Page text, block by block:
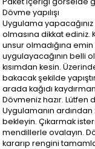
Dövme yapılışı
Uygulama
olmasına dikkat ediniz.
unsur olmadığına
uygulayacağının belli
kısımdan kesin.
bakacak şekilde
arada kağıdı
Dövmeniz hazır. Lütfen
Uygulamanın
bekleyin. Çıkarmak
mendillerle ovalayın.
kararıp rengini